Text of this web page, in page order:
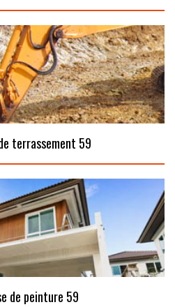
terrassement 59
de peinture 59